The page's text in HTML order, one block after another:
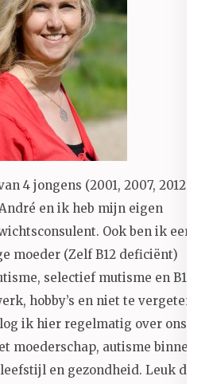
4 jongens (2001, 2007, 2012
en ik heb mijn eigen
Ook ben ik een
moeder (Zelf B12 deficiënt)
selectief mutisme en B12
hobby’s en niet te vergeten
ik hier regelmatig over ons
moederschap, autisme binnen
en gezondheid. Leuk dat